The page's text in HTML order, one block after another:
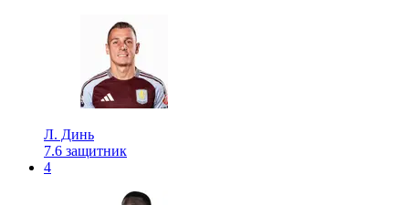
Л. Динь
7.6 защитник
4